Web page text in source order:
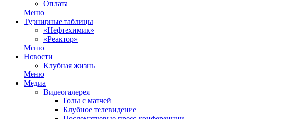
Оплата
Меню
Турнирные таблицы
«Нефтехимик»
«Реактор»
Меню
Новости
Клубная жизнь
Меню
Медиа
Видеогалерея
Голы с матчей
Клубное телевидение